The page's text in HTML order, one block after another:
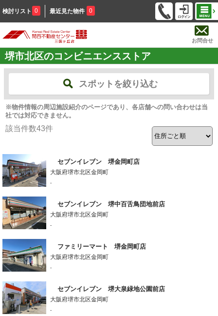
検討リスト 0 最近見た物件 0
お問合せ
堺市北区のコンビニエンスストア
スポットを絞り込む
※物件情報の周辺施設紹介のページであり、各店舗への問い合わせは当
社では対応できません。
該当件数43件
セブンイレブン 堺金岡町店
大阪府堺市北区金岡町
-
セブンイレブン 堺中百舌鳥団地前店
大阪府堺市北区金岡町
-
ファミリーマート 堺金岡町店
大阪府堺市北区金岡町
-
セブンイレブン 堺大泉緑地公園前店
大阪府堺市北区金岡町
-